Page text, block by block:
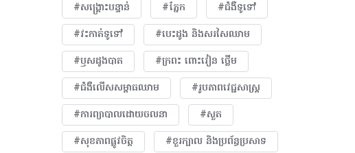
#សង្គ្រោះបន្ទាន់
#ភ្នែក​
#ជំងឺទូទៅ
#វះកាត់ទូទៅ
#បេះដូង​ និងសរសៃឈាម
#ឫសដូងបាត
#ក្រពះ ពោះវៀន ថ្លើម
#ជំងឺលើសសម្ពាធឈាម
#​រូបភាពវេជ្ជសាស្រ្ត
#ការព្យាបាលដោយ​ចលនា
#សួត
#សុខភាពផ្លូវចិត្ត
#ខួរក្បាល និងប្រព័ន្ធប្រសាទ